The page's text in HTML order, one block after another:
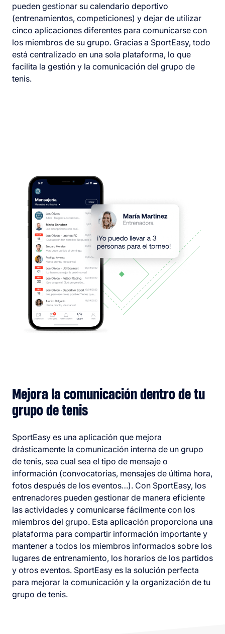
pueden gestionar su calendario deportivo
(entrenamientos, competiciones) y dejar de utilizar
cinco aplicaciones diferentes para comunicarse con
los miembros de su grupo. Gracias a SportEasy, todo
está centralizado en una sola plataforma, lo que
facilita la gestión y la comunicación del grupo de
tenis.
Mejora la comunicación dentro de tu
grupo de tenis
SportEasy es una aplicación que mejora
drásticamente la comunicación interna de un grupo
de tenis, sea cual sea el tipo de mensaje o
información (convocatorias, mensajes de última hora,
fotos después de los eventos…). Con SportEasy, los
entrenadores pueden gestionar de manera eficiente
las actividades y comunicarse fácilmente con los
miembros del grupo. Esta aplicación proporciona una
plataforma para compartir información importante y
mantener a todos los miembros informados sobre los
lugares de entrenamiento, los horarios de los partidos
y otros eventos. SportEasy es la solución perfecta
para mejorar la comunicación y la organización de tu
grupo de tenis.